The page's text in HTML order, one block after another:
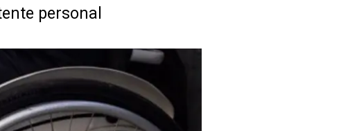
personal